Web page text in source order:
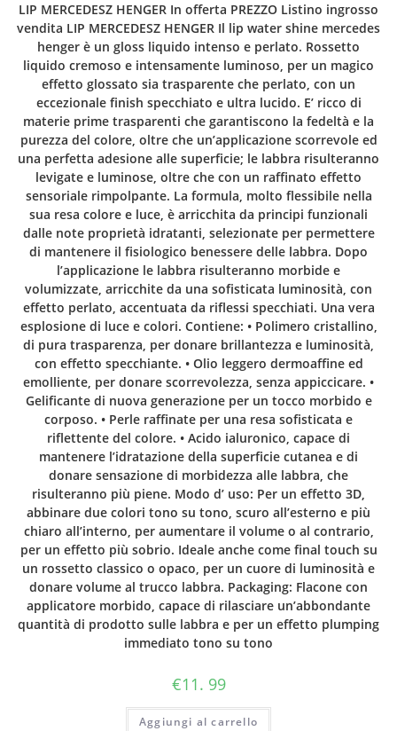
LIP MERCEDESZ HENGER In offerta PREZZO Listino ingrosso
vendita LIP MERCEDESZ HENGER Il lip water shine mercedes
henger è un gloss liquido intenso e perlato. Rossetto
liquido cremoso e intensamente luminoso, per un magico
effetto glossato sia trasparente che perlato, con un
eccezionale finish specchiato e ultra lucido. E’ ricco di
materie prime trasparenti che garantiscono la fedeltà e la
purezza del colore, oltre che un’applicazione scorrevole ed
una perfetta adesione alle superficie; le labbra risulteranno
levigate e luminose, oltre che con un raffinato effetto
sensoriale rimpolpante. La formula, molto flessibile nella
sua resa colore e luce, è arricchita da principi funzionali
dalle note proprietà idratanti, selezionate per permettere
di mantenere il fisiologico benessere delle labbra. Dopo
l’applicazione le labbra risulteranno morbide e
volumizzate, arricchite da una sofisticata luminosità, con
effetto perlato, accentuata da riflessi specchiati. Una vera
esplosione di luce e colori. Contiene: • Polimero cristallino,
di pura trasparenza, per donare brillantezza e luminosità,
con effetto specchiante. • Olio leggero dermoaffine ed
emolliente, per donare scorrevolezza, senza appiccicare. •
Gelificante di nuova generazione per un tocco morbido e
corposo. • Perle raffinate per una resa sofisticata e
riflettente del colore. • Acido ialuronico, capace di
mantenere l’idratazione della superficie cutanea e di
donare sensazione di morbidezza alle labbra, che
risulteranno più piene. Modo d’ uso: Per un effetto 3D,
abbinare due colori tono su tono, scuro all’esterno e più
chiaro all’interno, per aumentare il volume o al contrario,
per un effetto più sobrio. Ideale anche come final touch su
un rossetto classico o opaco, per un cuore di luminosità e
donare volume al trucco labbra. Packaging: Flacone con
applicatore morbido, capace di rilasciare un’abbondante
quantità di prodotto sulle labbra e per un effetto plumping
immediato tono su tono
€11. 99
Aggiungi al carrello